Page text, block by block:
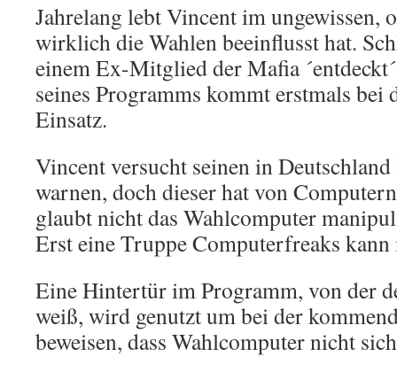
Jahrelang lebt Vincent im ungewissen,
wirklich die Wahlen beeinflusst hat.
einem Ex-Mitglied der Mafia
seines Programms kommt erstmals bei
Einsatz.
Vincent versucht seinen in
warnen, doch dieser hat von
glaubt nicht das Wahlcomputer
Erst eine Truppe Computerfreaks kann
Eine Hintertür im Programm, von der
weiß, wird genutzt um bei der
beweisen, dass Wahlcomputer nicht